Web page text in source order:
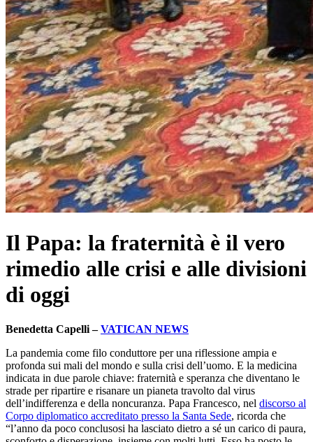
Il Papa: la fraternità è il vero
rimedio alle crisi e alle divisioni
di oggi
Benedetta Capelli –VATICAN NEWS
La pandemia come filo conduttore per una riflessione ampia e
profonda sui mali del mondo e sulla crisi dell’uomo. E la medicina
indicata in due parole chiave: fraternità e speranza che diventano le
strade per ripartire e risanare un pianeta travolto dal virus
dell’indifferenza e della noncuranza. Papa Francesco, nel discorso al
Corpo diplomatico accreditato presso la Santa Sede, ricorda che
“l’anno da poco conclusosi ha lasciato dietro a sé un carico di paura,